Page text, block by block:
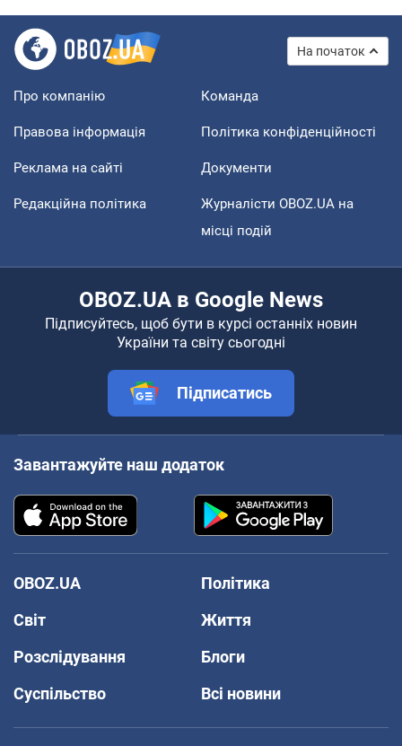
На початок
Про компанію Команда
Правова інформація Політика конфіденційності
Реклама на сайті Документи
Редакційна політика
Журналісти OBOZ.UA на
місці подій
OBOZ.UA в Google News
Підписуйтесь, щоб бути в курсі останніх новин
України та світу сьогодні
Підписатись
Завантажуйте наш додаток
OBOZ.UA
Політика
Світ
Життя
Розслідування
Блоги
Суспільство
Всі новини